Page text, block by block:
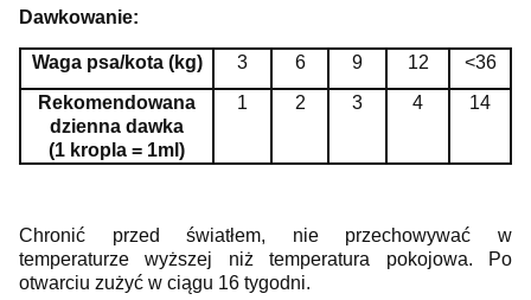
Dawkowanie:
Waga psa/kota (kg) 3 6 9 12
<36
Rekomendowana
dzienna dawka
(1 kropla = 1ml)
1 2 3 4 14
Chronić przed światłem, nie przechowywać w
temperaturze wyższej niż temperatura pokojowa. Po
otwarciu zużyć w ciągu 16 tygodni.